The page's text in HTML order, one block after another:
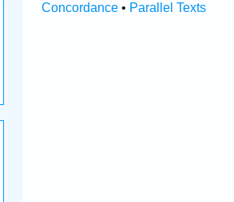
Concordance• Parallel Texts